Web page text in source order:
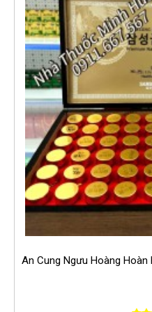
An Cung Ngưu Hoàng Hoàn